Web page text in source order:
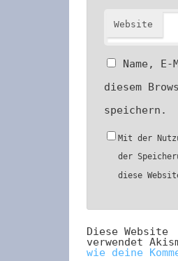
Website
Name,
diesem
speichern.
Mit der
der
diese
Diese Website
verwendet
wie deine